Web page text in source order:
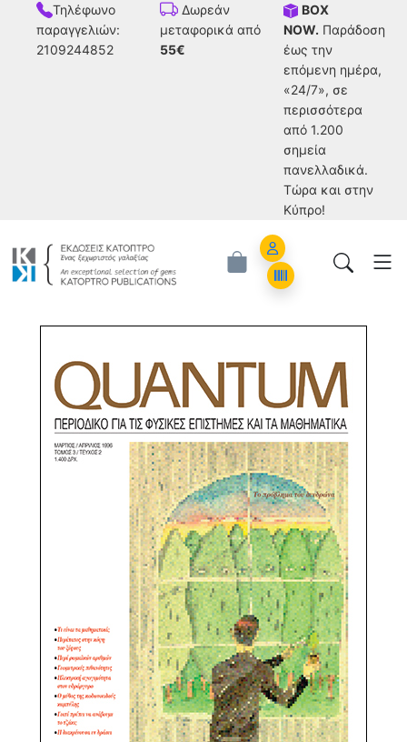
Τηλέφωνο
παραγγελιών:
2109244852
Δωρεάν
μεταφορικά από
55€
BOX
NOW. Παράδοση
έως την
επόμενη ημέρα,
«24/7», σε
περισσότερα
από 1.200
σημεία
πανελλαδικά.
Tώρα και στην
Κύπρο!
Account
Orders